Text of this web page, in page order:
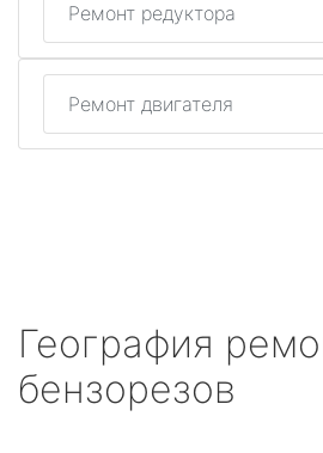
Ремонт редуктора
Ремонт двигателя
География
бензорезов